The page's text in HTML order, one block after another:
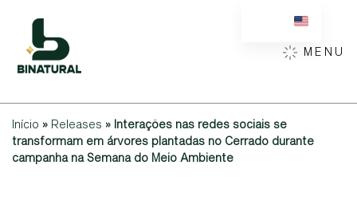
MENU
Início » Releases » Interações nas redes sociais se
transformam em árvores plantadas no Cerrado durante
campanha na Semana do Meio Ambiente